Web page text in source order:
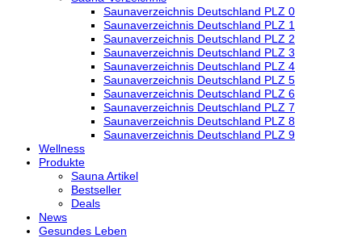
Saunaverzeichnis Deutschland PLZ 0
Saunaverzeichnis Deutschland PLZ 1
Saunaverzeichnis Deutschland PLZ 2
Saunaverzeichnis Deutschland PLZ 3
Saunaverzeichnis Deutschland PLZ 4
Saunaverzeichnis Deutschland PLZ 5
Saunaverzeichnis Deutschland PLZ 6
Saunaverzeichnis Deutschland PLZ 7
Saunaverzeichnis Deutschland PLZ 8
Saunaverzeichnis Deutschland PLZ 9
Wellness
Produkte
Sauna Artikel
Bestseller
Deals
News
Gesundes Leben